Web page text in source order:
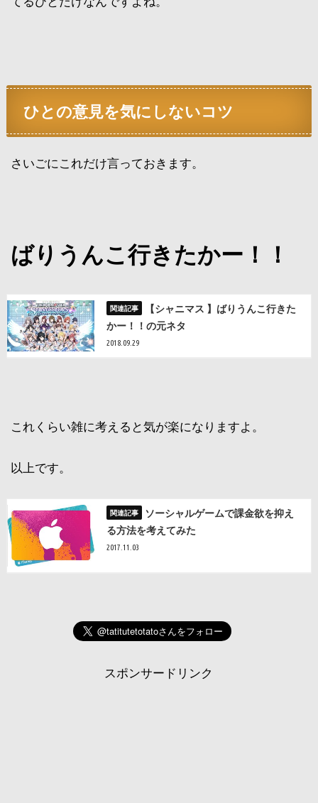
ひとの意見を気にしないコツ
さいごにこれだけ言っておきます。
ばりうんこ行きたかー！！
【シャニマス 】ばりうんこ行きた
かー！！の元ネタ
2018.09.29
これくらい雑に考えると気が楽になりますよ。
以上です。
ソーシャルゲームで課金欲を抑え
る方法を考えてみた
2017.11.03
スポンサードリンク